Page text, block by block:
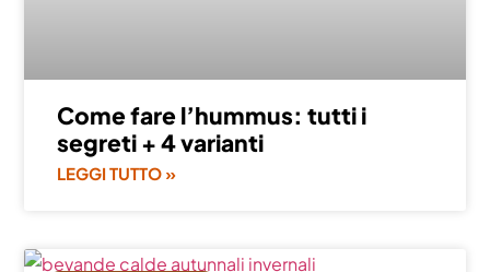
Come fare l’hummus: tutti i
segreti + 4 varianti
LEGGI TUTTO »